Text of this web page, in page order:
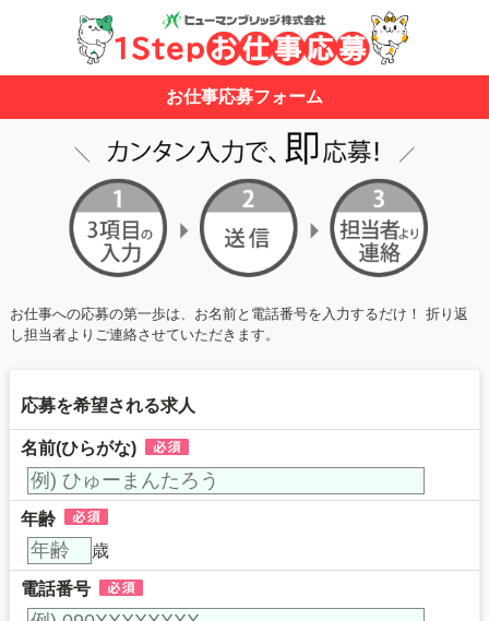
お仕事応募フォーム
お仕事への応募の第一歩は、お名前と電話番号を入力するだけ！ 折り返
し担当者よりご連絡させていただきます。
応募を希望される求人
名前(ひらがな)
年齢
歳
電話番号